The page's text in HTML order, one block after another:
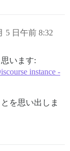
5 日午前 8:32
います:
instance -
を思い出しま